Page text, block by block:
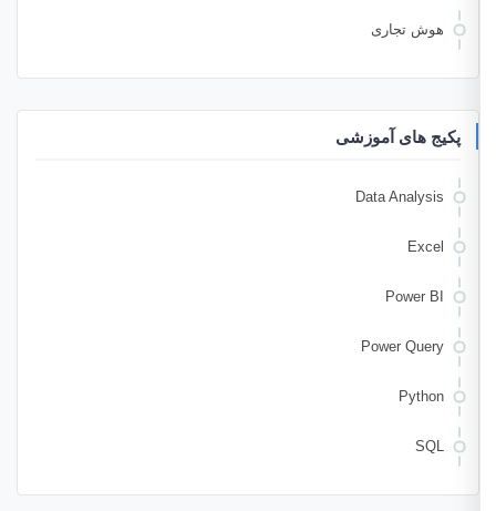
هوش تجاری
پکیج های آموزشی
Data Analysis
Excel
Power BI
Power Query
Python
SQL